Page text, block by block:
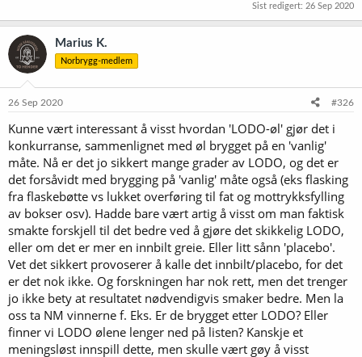
Sist redigert: 26 Sep 2020
Marius K.
Norbrygg-medlem
26 Sep 2020 #326
Kunne vært interessant å visst hvordan 'LODO-øl' gjør det i
konkurranse, sammenlignet med øl brygget på en 'vanlig'
måte. Nå er det jo sikkert mange grader av LODO, og det er
det forsåvidt med brygging på 'vanlig' måte også (eks flasking
fra flaskebøtte vs lukket overføring til fat og mottrykksfylling
av bokser osv). Hadde bare vært artig å visst om man faktisk
smakte forskjell til det bedre ved å gjøre det skikkelig LODO,
eller om det er mer en innbilt greie. Eller litt sånn 'placebo'.
Vet det sikkert provoserer å kalle det innbilt/placebo, for det
er det nok ikke. Og forskningen har nok rett, men det trenger
jo ikke bety at resultatet nødvendigvis smaker bedre. Men la
oss ta NM vinnerne f. Eks. Er de brygget etter LODO? Eller
finner vi LODO ølene lenger ned på listen? Kanskje et
meningsløst innspill dette, men skulle vært gøy å visst